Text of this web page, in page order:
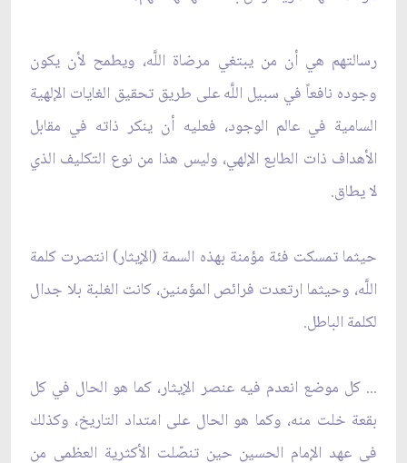
رسالتهم هي أن من يبتغي مرضاة اللَّه، ويطمح لأن يكون
وجوده نافعاً في سبيل اللَّه على طريق تحقيق الغايات الإلهية
السامية في عالم الوجود، فعليه أن ينكر ذاته في مقابل
الأهداف ذات الطابع الإلهي، وليس هذا من نوع التكليف الذي
لا يطاق.
حيثما تمسكت فئة مؤمنة بهذه السمة (الإيثار) انتصرت كلمة
اللَّه، وحيثما ارتعدت فرائص المؤمنين، كانت الغلبة بلا جدال
لكلمة الباطل.
... كل موضع انعدم فيه عنصر الإيثار، كما هو الحال في كل
بقعة خلت منه، وكما هو الحال على امتداد التاريخ، وكذلك
في عهد الإمام الحسين حين تنصّلت الأكثرية العظمى من